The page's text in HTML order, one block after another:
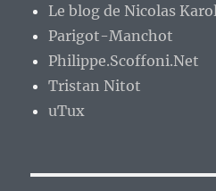
Le blog de Nicolas
Parigot-Manchot
Philippe.Scoffoni.Net
Tristan Nitot
uTux